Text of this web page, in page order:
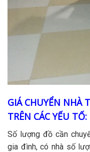
GIÁ CHUYỂN NHÀ
TRÊN CÁC YẾU TỐ:
Số lượng đồ cần
gia đình, có nhà số